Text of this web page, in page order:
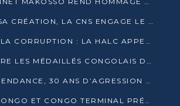
70 ANS APRÈS SA CRÉATION, LA CNS ENGAGE LE VIRAGE DE LA DIGITALISATION
LUTTE CONTRE LA CORRUPTION : LA HALC APPELLE À PASSER DES DISCOURS AUX ACTES
LA SNPC CÉLÈBRE LES MÉDAILLÉS CONGOLAIS DES OLYMPIADES PANAFRICAINES DE MATHÉMATIQUES 2026
66 ANS D’INDÉPENDANCE, 30 ANS D’AGRESSION RWANDAISE : 4 PRÉSIDENCES, UN ÉCHEC COLLECTIF
EMPLOI : AGL CONGO ET CONGO TERMINAL PRÉSÉLECTIONNENT PLUS DE 70 JEUNES À POINTE-NOIRE